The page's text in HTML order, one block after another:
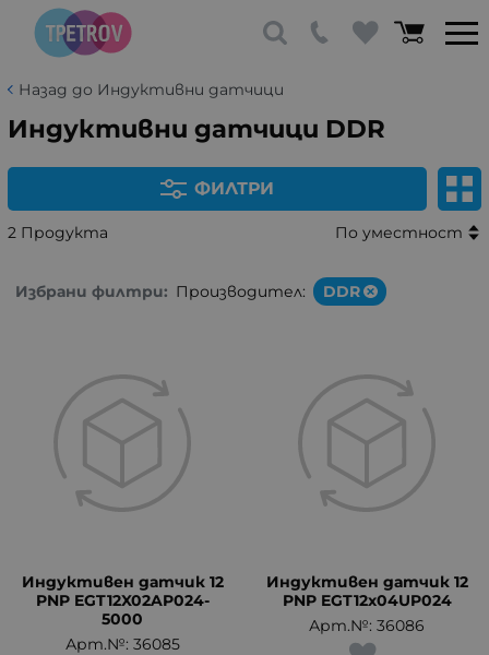
Назад до Индуктивни датчици
Индуктивни датчици DDR
ФИЛТРИ
2 Продукта По уместност
Избрани филтри: Производител: DDR
Индуктивен датчик 12
PNP EGT12X02AP024-
5000
Арт.№: 36085
Индуктивен датчик 12
PNP EGT12x04UP024
Арт.№: 36086